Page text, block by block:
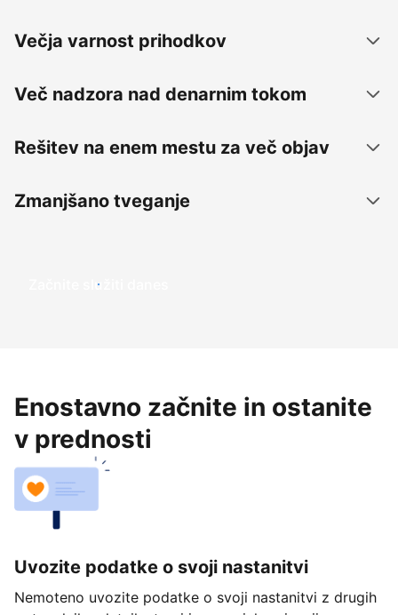
Večja varnost prihodkov
Več nadzora nad denarnim tokom
Rešitev na enem mestu za več objav
Zmanjšano tveganje
Začnite služiti danes
Enostavno začnite in ostanite
v prednosti
Uvozite podatke o svoji nastanitvi
Nemoteno uvozite podatke o svoji nastanitvi z drugih